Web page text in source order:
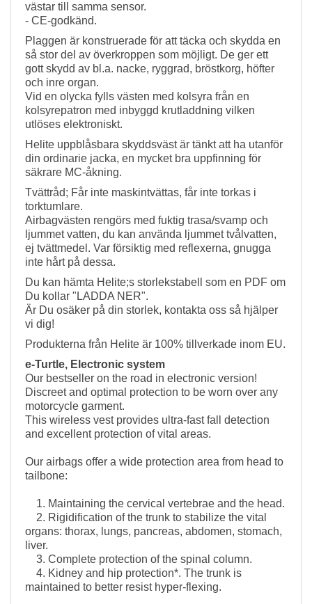
västar till samma sensor.
- CE-godkänd.
Plaggen är konstruerade för att täcka och skydda en
så stor del av överkroppen som möjligt. De ger ett
gott skydd av bl.a. nacke, ryggrad, bröstkorg, höfter
och inre organ.
Vid en olycka fylls västen med kolsyra från en
kolsyrepatron med inbyggd krutladdning vilken
utlöses elektroniskt.
Helite uppblåsbara skyddsväst är tänkt att ha utanför
din ordinarie jacka, en mycket bra uppfinning för
säkrare MC-åkning.
Tvättråd; Får inte maskintvättas, får inte torkas i
torktumlare.
Airbagvästen rengörs med fuktig trasa/svamp och
ljummet vatten, du kan använda ljummet tvålvatten,
ej tvättmedel. Var försiktig med reflexerna, gnugga
inte hårt på dessa.
Du kan hämta Helite;s storlekstabell som en PDF om
Du kollar "LADDA NER".
Är Du osäker på din storlek, kontakta oss så hjälper
vi dig!
Produkterna från Helite är 100% tillverkade inom EU.
e-Turtle, Electronic system
Our bestseller on the road in electronic version!
Discreet and optimal protection to be worn over any
motorcycle garment.
This wireless vest provides ultra-fast fall detection
and excellent protection of vital areas.
Our airbags offer a wide protection area from head to
tailbone:
1. Maintaining the cervical vertebrae and the head.
2. Rigidification of the trunk to stabilize the vital
organs: thorax, lungs, pancreas, abdomen, stomach,
liver.
3. Complete protection of the spinal column.
4. Kidney and hip protection*. The trunk is
maintained to better resist hyper-flexing.